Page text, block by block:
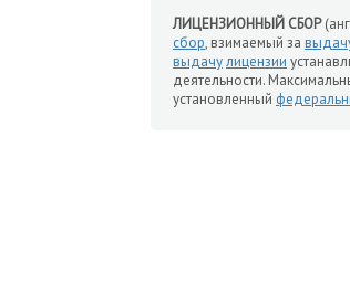
ЛИЦЕНЗИОННЫЙ СБОР
сбор, взимаемый за
выдачулицензии
деятельности.
установленный